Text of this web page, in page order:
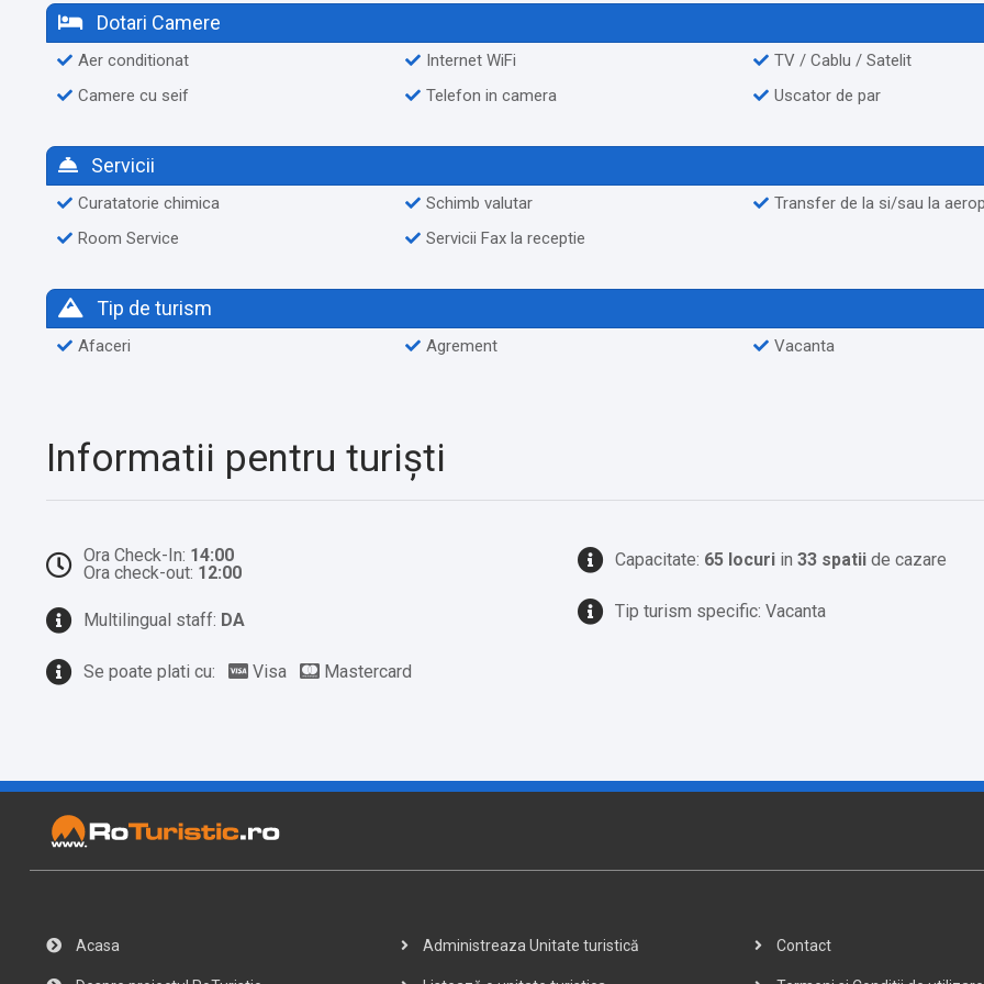
Dotari Camere
Aer conditionat
Camere cu seif
Internet WiFi
Telefon in camera
TV / Cablu / Satelit
Uscator de par
Servicii
Curatatorie chimica
Room Service
Schimb valutar
Servicii Fax la receptie
Transfer de la si/sau la
Tip de turism
Afaceri Agrement Vacanta
Informatii pentru turiști
Ora Check-In: 14:00
Ora check-out: 12:00
Multilingual staff: DA
Se poate plati cu: Visa Mastercard
Capacitate: 65 locuriin 33 spatiide cazare
Tip turism specific: Vacanta
Acasa Administreaza Unitate turistică Contact